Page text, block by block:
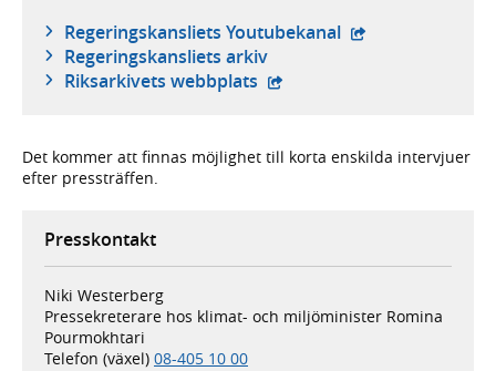
Regeringskansliets Youtubekanal - extern
Regeringskansliets arkiv
Riksarkivets webbplats - extern webbplats,
Det kommer att finnas möjlighet till korta enskilda intervjuer
efter pressträffen.
Presskontakt
Niki Westerberg
Pressekreterare hos klimat- och miljöminister Romina
Pourmokhtari
Telefon (växel) 08-405 10 00